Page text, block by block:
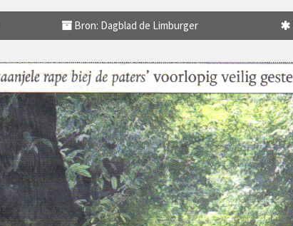
Bron: Dagblad de Limburger